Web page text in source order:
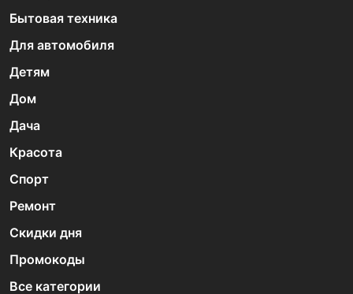
Бытовая техника
Для автомобиля
Детям
Дом
Дача
Красота
Спорт
Ремонт
Скидки дня
Промокоды
Все категории